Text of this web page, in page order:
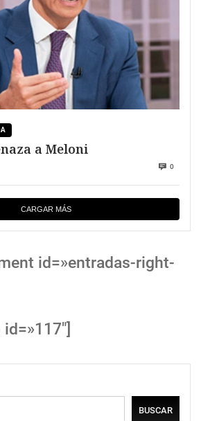
amenaza a Meloni
0
CARGAR MÁS
id=»entradas-right-
BUSCAR